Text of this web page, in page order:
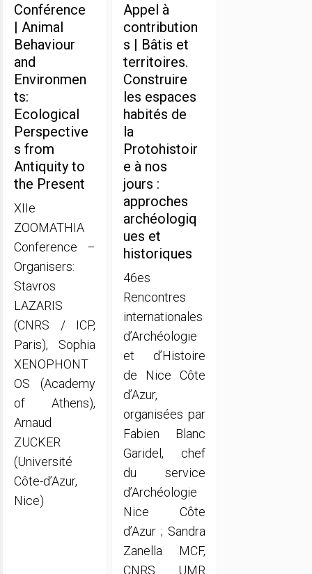
Conférence
| Animal
Behaviour
and
Environmen
ts:
Ecological
Perspective
s from
Antiquity to
the Present
XIIe
ZOOMATHIA
Conference –
Organisers:
Stavros
LAZARIS
(CNRS / ICP,
Paris), Sophia
XENOPHONT
OS (Academy
of Athens),
Arnaud
ZUCKER
(Université
Côte-d’Azur,
Nice)
Appel à
contribution
s | Bâtis et
territoires.
Construire
les espaces
habités de
la
Protohistoir
e à nos
jours :
approches
archéologiq
ues et
historiques
46es
Rencontres
internationales
d’Archéologie
et d’Histoire
de Nice Côte
d’Azur,
organisées par
Fabien Blanc
Garidel, chef
du service
d’Archéologie
Nice Côte
d’Azur ; Sandra
Zanella MCF,
CNRS UMR